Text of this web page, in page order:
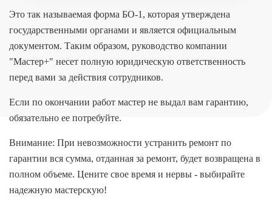
Это так называемая форма БО-1, которая утверждена
государственными органами и является официальным
документом. Таким образом, руководство компании
"Мастер+" несет полную юридическую ответственность
перед вами за действия сотрудников.
Если по окончании работ мастер не выдал вам гарантию,
обязательно ее потребуйте.
Внимание: При невозможности устранить ремонт по
гарантии вся сумма, отданная за ремонт, будет возвращена в
полном объеме. Цените свое время и нервы - выбирайте
надежную мастерскую!